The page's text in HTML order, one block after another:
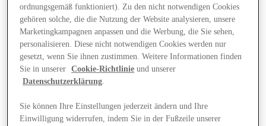
ordnungsgemäß funktioniert). Zu den nicht notwendigen Cookies
gehören solche, die die Nutzung der Website analysieren, unsere
Marketingkampagnen anpassen und die Werbung, die Sie sehen,
personalisieren. Diese nicht notwendigen Cookies werden nur
gesetzt, wenn Sie ihnen zustimmen. Weitere Informationen finden
Sie in unserer
Cookie-Richtlinie und unserer
Datenschutzerklärung.
Sie können Ihre Einstellungen jederzeit ändern und Ihre
Einwilligung widerrufen, indem Sie in der Fußzeile unserer